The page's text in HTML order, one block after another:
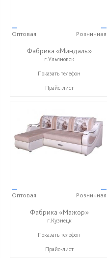
—
Оптовая
—
Розничная
Фабрика «Миндаль»
г.Ульяновск
+7 (927) 630-62-82
Показать телефон
Прайс-лист
—
Оптовая
—
Розничная
Фабрика «Мажор»
г.Кузнецк
+7 (999) 611-98-99
Показать телефон
Прайс-лист